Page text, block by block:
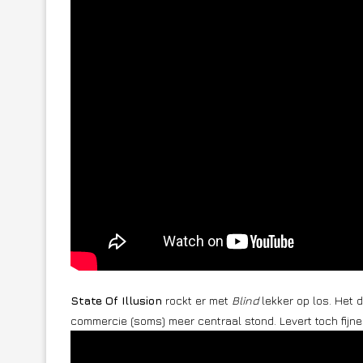
State Of Illusion rockt er met Blindlekker op los. Het
commercie (soms) meer centraal stond. Levert toch fijne